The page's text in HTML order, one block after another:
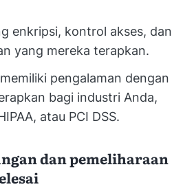
enkripsi, kontrol akses, dan
yang mereka terapkan.
pengalaman dengan
bagi industri Anda,
atau PCI DSS.
dan pemeliharaan